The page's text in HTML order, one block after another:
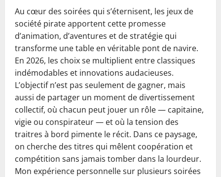
Au cœur des soirées qui s’éternisent, les jeux de
société pirate apportent cette promesse
d’animation, d’aventures et de stratégie qui
transforme une table en véritable pont de navire.
En 2026, les choix se multiplient entre classiques
indémodables et innovations audacieuses.
L’objectif n’est pas seulement de gagner, mais
aussi de partager un moment de divertissement
collectif, où chacun peut jouer un rôle — capitaine,
vigie ou conspirateur — et où la tension des
traitres à bord pimente le récit. Dans ce paysage,
on cherche des titres qui mêlent coopération et
compétition sans jamais tomber dans la lourdeur.
Mon expérience personnelle sur plusieurs soirées